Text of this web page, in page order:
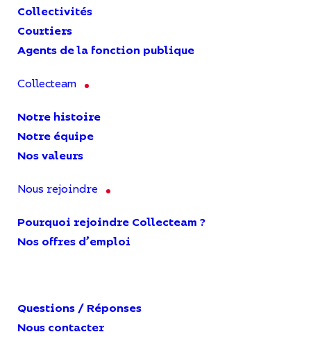
Collectivités
Courtiers
Agents de la fonction publique
Collecteam
Notre histoire
Notre équipe
Nos valeurs
Nous rejoindre
Pourquoi rejoindre Collecteam ?
Nos offres d’emploi
Questions / Réponses
Nous contacter